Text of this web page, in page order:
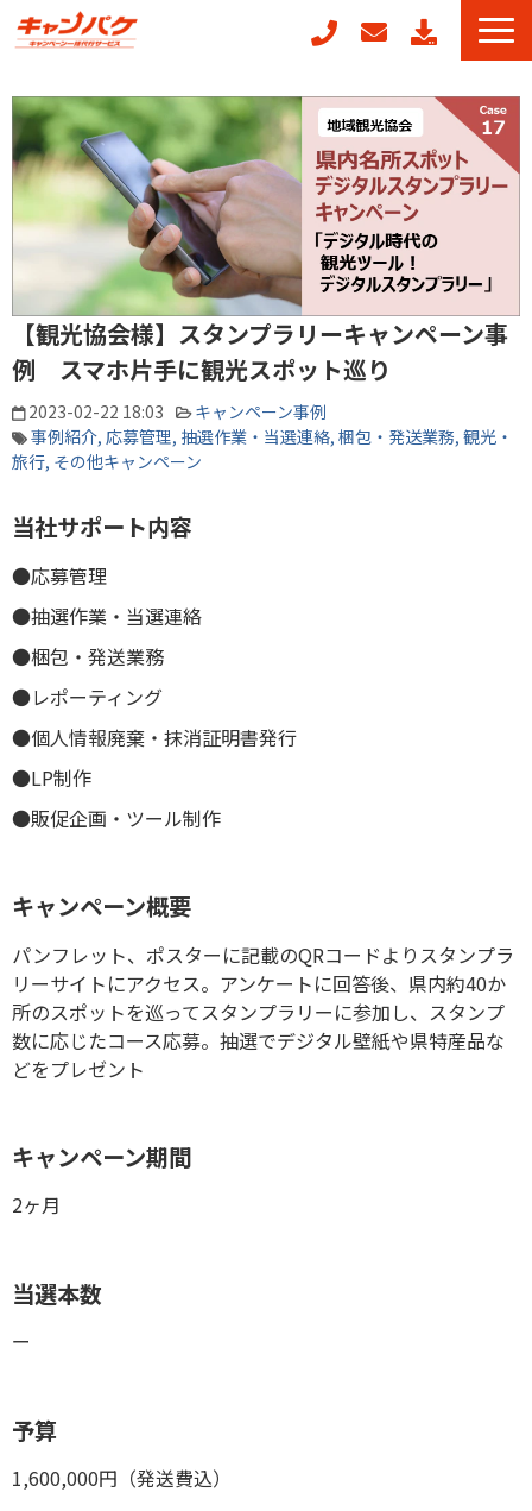
キャンフォーム
キャンガチャ
周年記念キャンペーンパッケージ
POSレジ連動キャンペーン
キャンペーン事例
お役立ちコラム
【観光協会様】スタンプラリーキャンペーン事
例 スマホ片手に観光スポット巡り
2023-02-22 18:03
キャンペーン事例
事例紹介 応募管理 抽選作業・当選連絡 梱包・発送業務 観光・
旅行 その他キャンペーン
当社サポート内容
●応募管理
●抽選作業・当選連絡
●梱包・発送業務
●レポーティング
●個人情報廃棄・抹消証明書発行
●LP制作
●販促企画・ツール制作
キャンペーン概要
パンフレット、ポスターに記載のQRコードよりスタンプラ
リーサイトにアクセス。アンケートに回答後、県内約40か
所のスポットを巡ってスタンプラリーに参加し、スタンプ
数に応じたコース応募。抽選でデジタル壁紙や県特産品な
どをプレゼント
キャンペーン期間
2ヶ月
当選本数
ー
予算
1,600,000円（発送費込）